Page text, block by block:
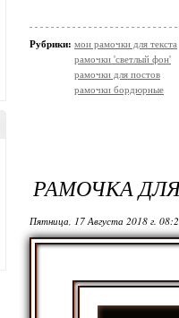
Рубрики: мои рамочки для текста
рамочки 'светлый фон'
рамочки для постов
рамочки бордюрные
РАМОЧКА
Пятница, 17 Августа 2018 г.